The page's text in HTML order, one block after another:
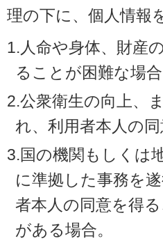
理の下に、個人情報
1.人命や身体、財産
ることが困難な場合
2.公衆衛生の向上、
れ、利用者本人の
3.国の機関もしくは
に準拠した事務を
者本人の同意を得
がある場合。